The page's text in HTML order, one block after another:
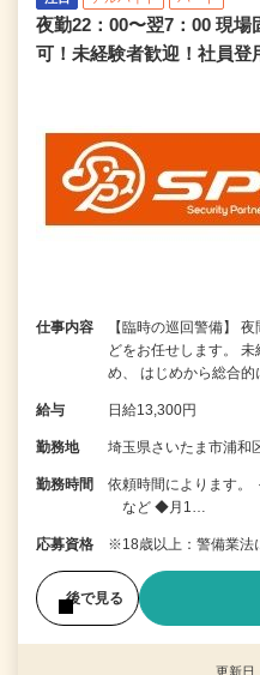
夜勤22：00〜翌7：00 現
可！未経験者歓迎！社員登
仕事内容
【臨時の巡回警備】
どをお任せします。
め、 はじめから総合的
給与 日給13,300円
勤務地 埼玉県さいたま市浦和
勤務時間
依頼時間によります。
など ◆月1…
応募資格 ※18歳以上：警備業法
後で見る
更新日